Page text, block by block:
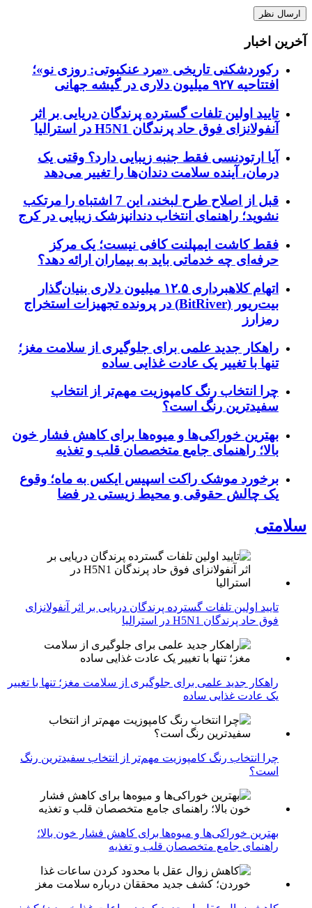
آخرین اخبار
رکوردشکنی تاریخی «مرد عنکبوتی: روزی نو»؛
افتتاحیه ۹۲۷ میلیون دلاری در گیشه جهانی
تایید اولین تلفات گسترده پرندگان دریایی بر اثر
آنفولانزای فوق حاد پرندگان H5N1 در استرالیا
آیا ارتودنسی فقط جنبه زیبایی دارد؟ وقتی یک
درمان، آینده سلامت دندان‌ها را تغییر می‌دهد
قبل از اصلاح طرح لبخند، این 7 اشتباه را مرتکب
نشوید؛ راهنمای انتخاب دندانپزشک زیبایی در کرج
فقط کاشت ایمپلنت کافی نیست؛ یک مرکز
حرفه‌ای چه خدماتی باید به بیماران ارائه دهد؟
اتهام کلاهبرداری ۱۲.۵ میلیون دلاری بنیان‌گذار
بیت‌ریور (BitRiver) در پرونده تجهیزات استخراج
رمزارز
راهکار جدید علمی برای جلوگیری از سلامت مغز؛
تنها با تغییر یک عادت غذایی ساده
چرا انتخاب رنگ کامپوزیت مهم‌تر از انتخاب
سفیدترین رنگ است؟
بهترین خوراکی‌ها و میوه‌ها برای کاهش فشار خون
بالا؛ راهنمای جامع متخصصان قلب و تغذیه
برخورد موشک راکت اسپیس ایکس به ماه؛ وقوع
یک چالش حقوقی و محیط زیستی در فضا
سلامتی
تایید اولین تلفات گسترده پرندگان دریایی بر اثر آنفولانزای
فوق حاد پرندگان H5N1 در استرالیا
راهکار جدید علمی برای جلوگیری از سلامت مغز؛ تنها با تغییر
یک عادت غذایی ساده
چرا انتخاب رنگ کامپوزیت مهم‌تر از انتخاب سفیدترین رنگ
است؟
بهترین خوراکی‌ها و میوه‌ها برای کاهش فشار خون بالا؛
راهنمای جامع متخصصان قلب و تغذیه